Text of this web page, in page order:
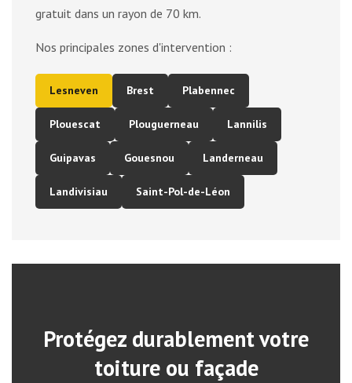
gratuit dans un rayon de 70 km.
Nos principales zones d'intervention :
Lesneven Brest Plabennec
Plouescat Plouguerneau Lannilis
Guipavas Gouesnou Landerneau
Landivisiau Saint-Pol-de-Léon
Protégez durablement votre
toiture ou façade